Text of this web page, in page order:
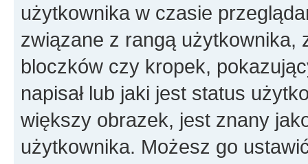
użytkownika w czasie
związane z rangą użytkownika,
bloczków czy kropek,
napisał lub jaki jest status
większy obrazek, jest znany
użytkownika. Możesz go